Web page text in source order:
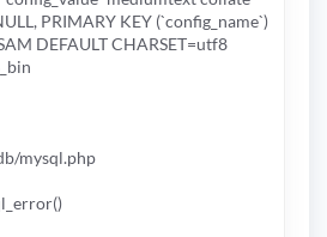
PRIMARY KEY (`config_name`)
DEFAULT CHARSET=utf8
mysql.php